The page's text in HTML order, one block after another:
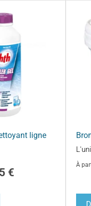
ligne
€
À